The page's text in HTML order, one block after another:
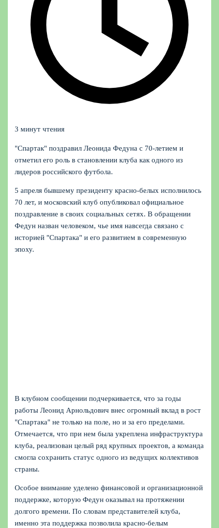
3 минут чтения
"Спартак" поздравил Леонида Федуна с 70‑летием и
отметил его роль в становлении клуба как одного из
лидеров российского футбола.
5 апреля бывшему президенту красно‑белых исполнилось
70 лет, и московский клуб опубликовал официальное
поздравление в своих социальных сетях. В обращении
Федун назван человеком, чье имя навсегда связано с
историей "Спартака" и его развитием в современную
эпоху.
В клубном сообщении подчеркивается, что за годы
работы Леонид Арнольдович внес огромный вклад в рост
"Спартака" не только на поле, но и за его пределами.
Отмечается, что при нем была укреплена инфраструктура
клуба, реализован целый ряд крупных проектов, а команда
смогла сохранить статус одного из ведущих коллективов
страны.
Особое внимание уделено финансовой и организационной
поддержке, которую Федун оказывал на протяжении
долгого времени. По словам представителей клуба,
именно эта поддержка позволила красно‑белым